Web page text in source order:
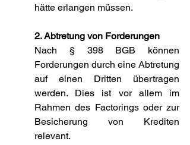
hätte erlangen müssen.
2. Abtretung von Forderungen
Nach § 398 BGB können
Forderungen durch eine Abtretung
auf einen Dritten übertragen
werden. Dies ist vor allem im
Rahmen des Factorings oder zur
Besicherung von Krediten
relevant.